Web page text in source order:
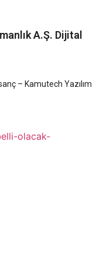
A.Ş. Dijital
– Kamutech Yazılım